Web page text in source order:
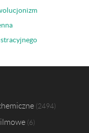
2494
6